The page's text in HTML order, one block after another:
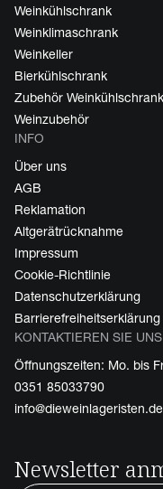
Weinkühlschrank
Weinklimaschrank
Weinkeller
Bierkühlschrank
Zubehör Weinkühlschrank
Weinzubehör
INFO
Über uns
AGB
Reklamation
Altgerätrücknahme
Impressum
Cookie-Richtlinie
Datenschutzerklärung
Barrierefreiheitserklärung
KONTAKTIEREN SIE UNS
Öffnungszeiten: Mo. bis
0351 85033790
info@dieweinlageristen.de
Newsletter